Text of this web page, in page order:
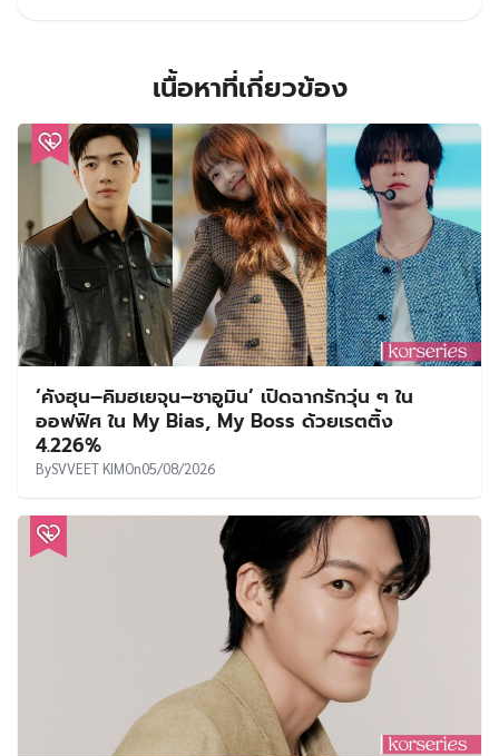
เนื้อหาที่เกี่ยวข้อง
‘คังฮุน–คิมฮเยจุน–ชาอูมิน’ เปิดฉากรักวุ่น ๆ ใน
ออฟฟิศ ใน My Bias, My Boss ด้วยเรตติ้ง
4.226%
BySVVEET KIMOn05/08/2026